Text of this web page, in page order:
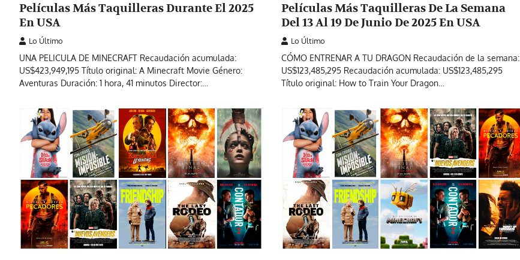
Películas Más Taquilleras Durante El 2025
En USA
Lo Último
UNA PELICULA DE MINECRAFT Recaudación acumulada:
US$423,949,195 Título original: A Minecraft Movie Género:
Aventuras Duración: 1 hora, 41 minutos Director:…
Películas Más Taquilleras De La Semana
Del 13 Al 19 De Junio De 2025 En USA
Lo Último
CÓMO ENTRENAR A TU DRAGON Recaudación de la semana:
US$123,485,295 Recaudación acumulada: US$123,485,295
Título original: How to Train Your Dragon…